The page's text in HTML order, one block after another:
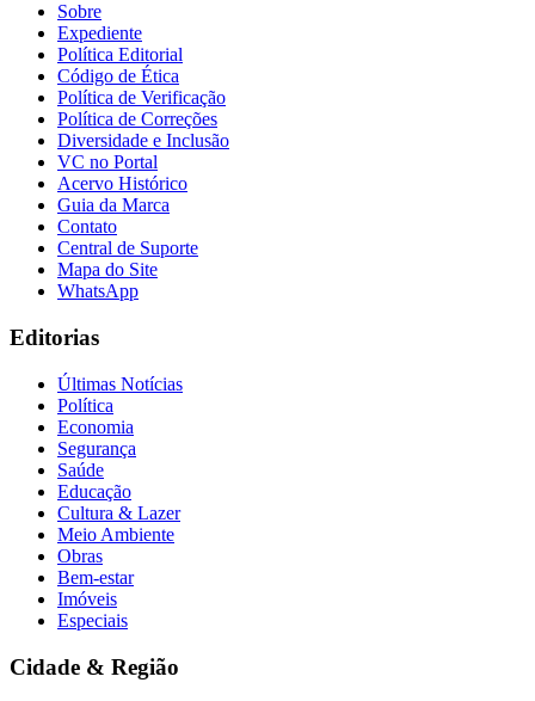
Santos
Sobre
Expediente
Política Editorial
Código de Ética
Política de Verificação
Política de Correções
Diversidade e Inclusão
VC no Portal
Acervo Histórico
Guia da Marca
Contato
Central de Suporte
Mapa do Site
WhatsApp
Editorias
Últimas Notícias
Política
Economia
Segurança
Saúde
Educação
Cultura & Lazer
Meio Ambiente
Obras
Bem-estar
Imóveis
Especiais
Cidade & Região